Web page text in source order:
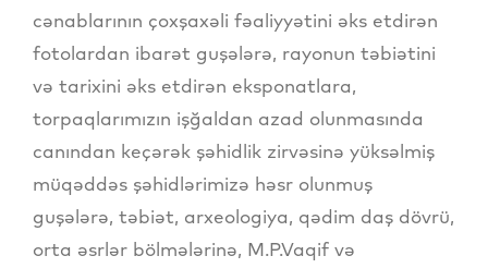
cənablarının çoxşaxəli fəaliyyətini əks etdirən
fotolardan ibarət guşələrə, rayonun təbiətini
və tarixini əks etdirən eksponatlara,
torpaqlarımızın işğaldan azad olunmasında
canından keçərək şəhidlik zirvəsinə yüksəlmiş
müqəddəs şəhidlərimizə həsr olunmuş
guşələrə, təbiət, arxeologiya, qədim daş dövrü,
orta əsrlər bölmələrinə, M.P.Vaqif və